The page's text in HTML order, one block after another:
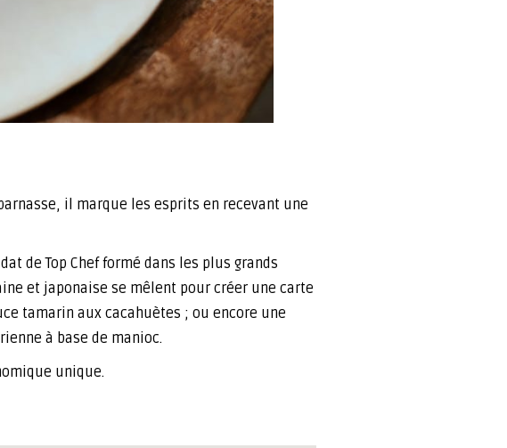
il marque les esprits en recevant une
de Top Chef formé dans les plus grands
et japonaise se mêlent pour créer une carte
tamarin aux cacahuètes ; ou encore une
à base de manioc.
unique.